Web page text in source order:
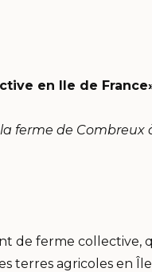
en Ile de
ferme de Combreux
de ferme collective,
terres agricoles en